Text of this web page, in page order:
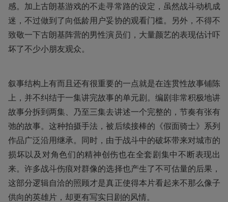
感。加上古朗基游戏的不走寻常路的设定，虽然战斗动机成
迷，不过做到了向低龄用户妥协的观看门槛。另外，不得不
致敬一下古朗基阵营的男性演员们，大量颜艺的表现估计吓
坏了不少小朋友观众。
叙事结构上有而且还有很重要的一点就是在连贯性故事铺陈
上，并不纠结于一集讲完故事的单元剧。编剧非常积极地讲
故事分拆到两集、乃至三集去讲述一个完整的，节奏有张有
弛的故事。这种拍摄手法，被后续接棒的《假面骑士》系列
作品广泛沿用继承。同时，由于战斗中的破坏带来对城市的
损坏以及对角色们的精神创伤也在全套剧集中不断表现出
来。许多战斗伤痕对群像的选择也产生了不可估量的后果，
这部分逻辑自洽的照顾才是真正使得本片看起来不那么像子
供向的英雄片，却更有写实日剧的风情。